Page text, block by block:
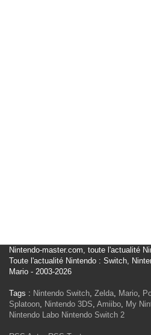
Nintendo-master.com, toute l'actualité
Toute l'actualité Nintendo : Switch,
Mario - 2003-2026
Tags : Nintendo Switch, Zelda, Mario,
Splatoon, Nintendo 3DS, Amiibo, My
Nintendo Labo Nintendo Switch 2